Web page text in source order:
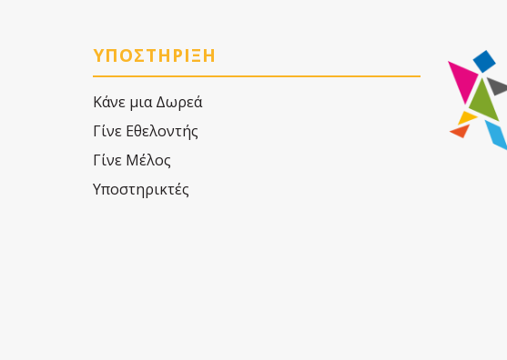
ΥΠΟΣΤΗΡΙΞΗ
Κάνε μια Δωρεά
Γίνε Εθελοντής
Γίνε Μέλος
Υποστηρικτές